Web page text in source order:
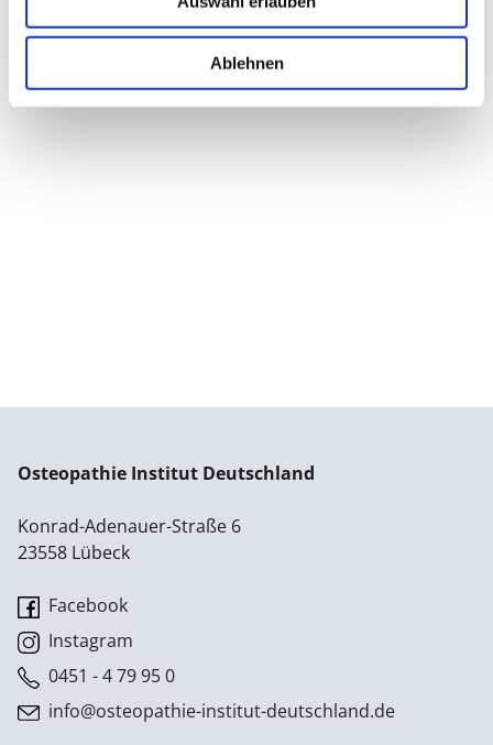
Ablehnen
Osteopathie Institut Deutschland
Konrad-Adenauer-Straße 6
23558 Lübeck
Facebook
Instagram
0451 - 4 79 95 0
info@osteopathie-institut-deutschland.de